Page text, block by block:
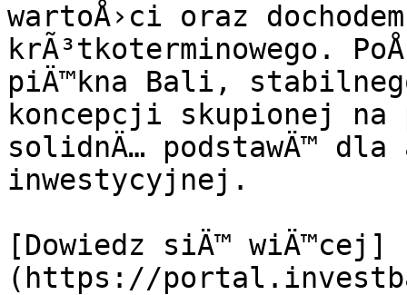
wartoÅ›ci oraz
krÃ³tkoterminowego.
piÄ™kna Bali,
koncepcji skupionej
solidnÄ… podstawÄ™
inwestycyjnej.
[Dowiedz siÄ™ wiÄ™cej]
(https://